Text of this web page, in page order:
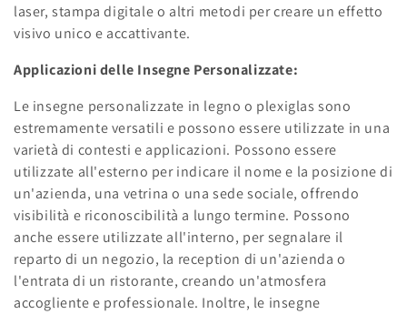
laser, stampa digitale o altri metodi per creare un effetto
visivo unico e accattivante.
Applicazioni delle Insegne Personalizzate:
Le insegne personalizzate in legno o plexiglas sono
estremamente versatili e possono essere utilizzate in una
varietà di contesti e applicazioni. Possono essere
utilizzate all'esterno per indicare il nome e la posizione di
un'azienda, una vetrina o una sede sociale, offrendo
visibilità e riconoscibilità a lungo termine. Possono
anche essere utilizzate all'interno, per segnalare il
reparto di un negozio, la reception di un'azienda o
l'entrata di un ristorante, creando un'atmosfera
accogliente e professionale. Inoltre, le insegne